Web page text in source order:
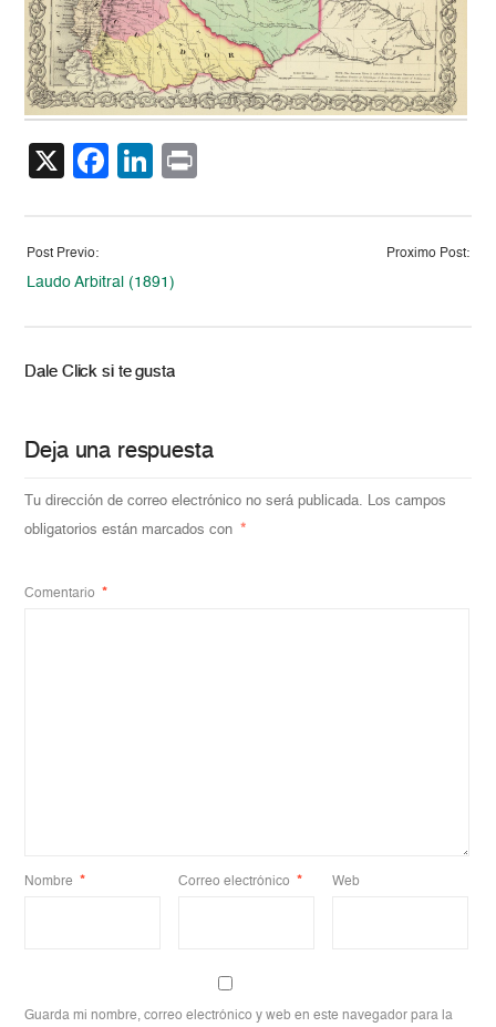
X Facebook
LinkedIn
Post Previo:
Laudo Arbitral (1891)
Proximo Post:
Dale Click si te gusta
Deja una respuesta
Tu dirección de correo electrónico no será publicada. Los campos
obligatorios están marcados con *
Comentario *
Nombre * Correo electrónico * Web
Guarda mi nombre, correo electrónico y web en este navegador para la